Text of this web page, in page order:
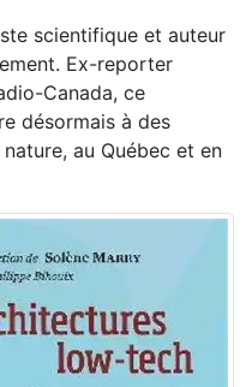
scientifique et auteur
Ex-reporter
Canada, ce
désormais à des
au Québec et en